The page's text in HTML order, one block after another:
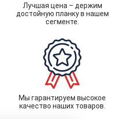
Лучшая цена – держим
достойную планку в нашем
сегменте.
Мы гарантируем высокое
качество наших товаров.